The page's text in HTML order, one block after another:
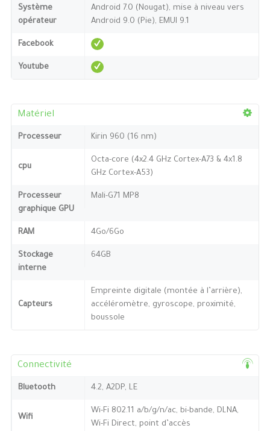
Système
opérateur
Android 7.0 (Nougat), mise à niveau vers
Android 9.0 (Pie), EMUI 9.1
Facebook
Youtube
Matériel
Processeur Kirin 960 (16 nm)
cpu
Octa-core (4x2.4 GHz Cortex-A73 & 4x1.8
GHz Cortex-A53)
Processeur
graphique GPU
Mali-G71 MP8
RAM 4Go/6Go
Stockage
interne
64GB
Capteurs
Empreinte digitale (montée à l’arrière),
accéléromètre, gyroscope, proximité,
boussole
Connectivité
Bluetooth 4.2, A2DP, LE
Wifi
Wi-Fi 802.11 a/b/g/n/ac, bi-bande, DLNA,
Wi-Fi Direct, point d’accès